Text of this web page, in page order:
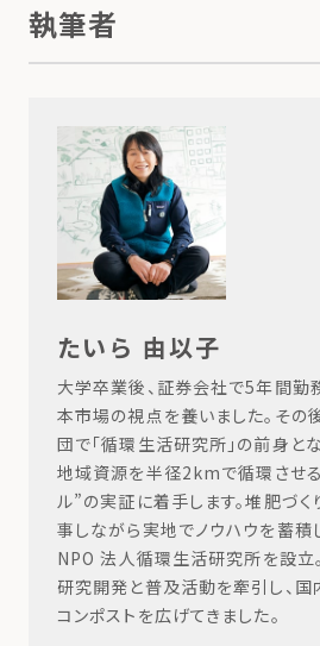
執筆者
たいら 由以子
大学卒業後、証券会社で5年間勤
本市場の視点を養いました。その
団で「循環生活研究所」の前身と
地域資源を半径2kmで循環させ
ル”の実証に着手します。堆肥づ
事しながら実地でノウハウを蓄積
NPO 法人循環生活研究所を設立
研究開発と普及活動を牽引し、
コンポストを広げてきました。